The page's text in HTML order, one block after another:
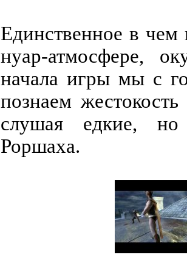
Единственное в чем
нуар-атмосфере,
начала игры мы с
познаем
слушая едкие, но
Роршаха.